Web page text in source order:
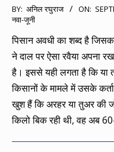
2017-
09-
18
BY: अनिल रघुराज ON:
नवा-जूनी
पिसान अवधी का शब्द है
ने दाल पर ऐसा रवैया अपना
है। इससे यही लगता है कि या
किसानों के मामले में उसके
खुश हैं कि अरहर या तुअर की
किलो बिक रही थी, वह अब